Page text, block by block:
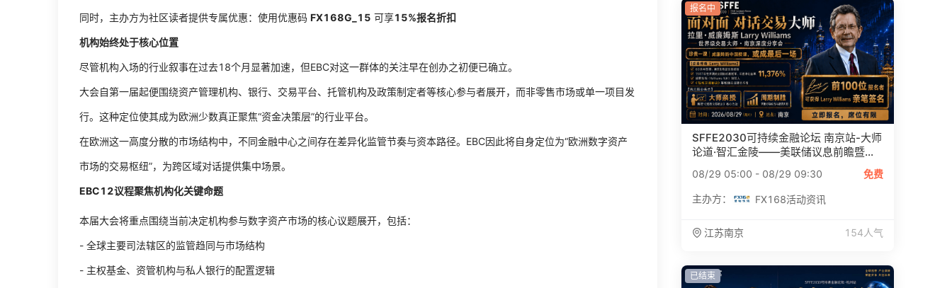
同时，主办方为社区读者提供专属优惠：使用优惠码 FX168G_15 可享15%报名折扣
机构始终处于核心位置
尽管机构入场的行业叙事在过去18个月显著加速，但EBC对这一群体的关注早在创办之初便已确立。
大会自第一届起便围绕资产管理机构、银行、交易平台、托管机构及政策制定者等核心参与者展开，而非零售市场或单一项目发
行。这种定位使其成为欧洲少数真正聚焦“资金决策层”的行业平台。
在欧洲这一高度分散的市场结构中，不同金融中心之间存在差异化监管节奏与资本路径。EBC因此将自身定位为“欧洲数字资产
市场的交易枢纽”，为跨区域对话提供集中场景。
EBC12议程聚焦机构化关键命题
本届大会将重点围绕当前决定机构参与数字资产市场的核心议题展开，包括：
- 全球主要司法辖区的监管趋同与市场结构
- 主权基金、资管机构与私人银行的配置逻辑
SFFE2030可持续金融论坛 南京站-大师
论道·智汇金陵——美联储议息前瞻暨...
免费
08/29 05:00 - 08/29 09:30
主办方： FX168活动资讯
江苏南京 154 人气
报名中
已结束